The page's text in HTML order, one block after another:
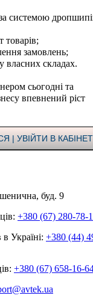
системою
замовлень;
власних складах.
сьогодні та
впевнений ріст
| УВІЙТИ В КАБІНЕТ
буд. 9
+380 (67) 280-78-
Україні: +380 (44)
+380 (67) 658-16-